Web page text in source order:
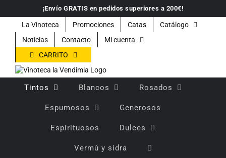
contenido
¡Envío GRATIS en pedidos superiores a 200€!
La Vinoteca Promociones Catas
Catálogo
Noticias
Contacto
Mi cuenta
CARRITO
Tintos Blancos Rosados
Espumosos Generosos
Espirituosos Dulces
Vermú y sidra